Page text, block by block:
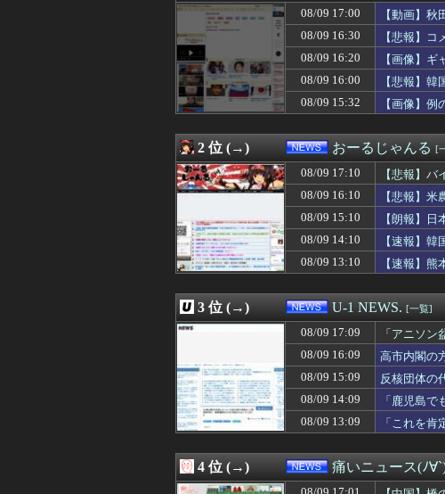
08/09 16:33
ウクライナがモスクワに
08/09 16:31
ジャンポケ斉藤に見る量
08/09 16:30
【悲報】コメ農家「今年
08/09 16:29
”高市総理の悲願”消費税
08/09 16:20
【画像】ギャルさん、世
08/09 16:16
スマホ端末、平均価格8
08/09 16:15
隠そうともしない 〜 長
08/09 16:12
【戦慄】認知症になった
08/09 16:10
【悲報】米農家「もう無
08/09 16:09
高市内閣の方針に反対し
08/09 16:03
【長野】安曇野市と大
【画像】例の美人すぎる
百田尚樹「現時点で犯人
08/09 16:00
Amazon「注文をキャン
08/09 16:00
【悲報】韓国人「2002年
08/09 16:00
【高市総理】非核三原則
08/09 16:00
【お盆休み】スタート
08/09 16:00
【マジキチ】ゆうこく信
08/09 16:00
【速報】税務署職員の男
先日エアコンの効きが悪
08/09 15:55
シャインマスカット
08/09 15:42
【悲報】消費税減税に反
08/09 15:41
学歴の高さ＝人の価値だ
08/09 15:41
【画像】イオンでカップ
08/09 15:41
岩手県宮古市議（共産）
08/09 15:36
【K悲報】審判“性接待”
08/09 15:32
【画像】例の美人すぎる
08/09 15:30
「神聖なる場所です」靖
08/09 17:00
【動画】
08/09 16:30
【悲報】
08/09 16:20
【画像】
08/09 16:00
【悲報】
08/09 15:32
【画像】
2 位 (→) おーるじゃんる [
08/09 17:10
【悲報】
08/09 16:10
【悲報】
08/09 15:10
【朗報】
08/09 14:10
【速報】
08/09 13:10
【速報】
3 位 (→) U-1 NEWS. [一覧]
08/09 17:09
「アニソ
まい……
08/09 16:09
高市内閣の
08/09 15:09
反核団体の
08/09 14:09
「鹿児島
08/09 13:09
「これを
4 位 (→) 痛いニュース(ﾉ